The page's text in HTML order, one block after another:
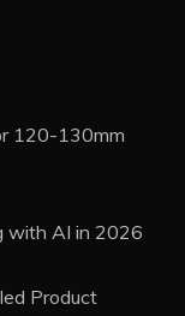
120-130mm
with AI in 2026
Product